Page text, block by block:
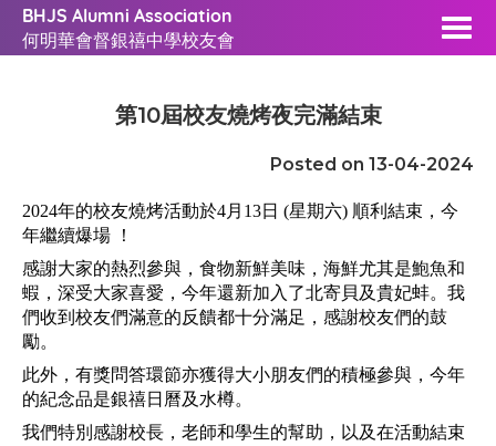
BHJS Alumni Association
何明華會督銀禧中學校友會
第10屆校友燒烤夜完滿結束
Posted on 13-04-2024
2024年的校友燒烤活動於4月13日 (星期六) 順利結束，今
年繼續爆場 ！
感謝大家的熱烈參與，食物新鮮美味，海鮮尤其是鮑魚和
蝦，深受大家喜愛，今年還新加入了北寄貝及貴妃蚌。我
們收到校友們滿意的反饋都十分滿足，感謝校友們的鼓
勵。
此外，有獎問答環節亦獲得大小朋友們的積極參與，今年
的紀念品是銀禧日曆及水樽。
我們特別感謝校長，老師和學生的幫助，以及在活動結束